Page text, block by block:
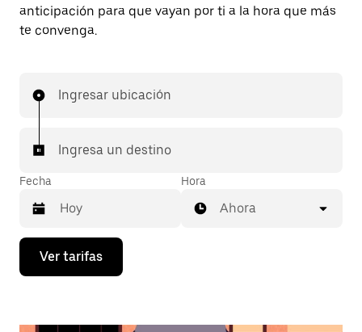
anticipación para que vayan por ti a la hora que más
te convenga.
Ingresar ubicación
Ingresa un destino
Fecha
Presiona
flecha
Hora
Ahora
Ver tarifas